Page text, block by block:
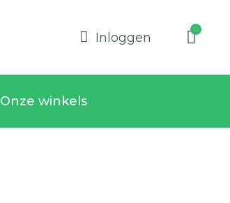
Inloggen
Onze winkels